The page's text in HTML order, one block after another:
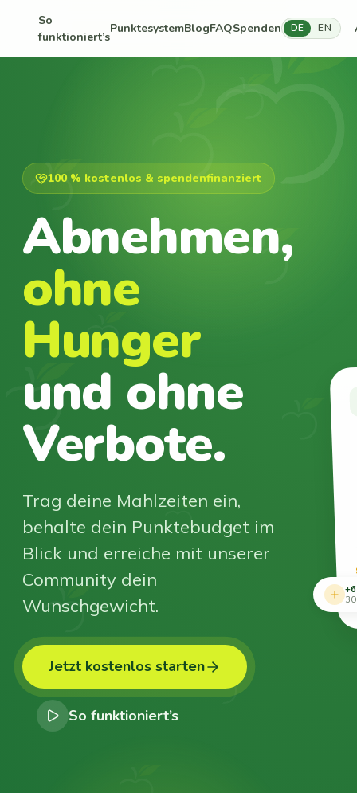
So
funktioniert’s
PunktesystemBlogFAQSpenden DE EN
100 % kostenlos & spendenfinanziert
Abnehmen,
ohne
Hunger
und ohne
Verbote.
Trag deine Mahlzeiten ein,
behalte dein Punktebudget im
Blick und erreiche mit unserer
Community dein
Wunschgewicht.
Jetzt kostenlos starten
So funktioniert’s